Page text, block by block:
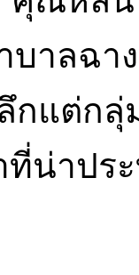
บาลฉา
กแต่ก
ที่น่าปร